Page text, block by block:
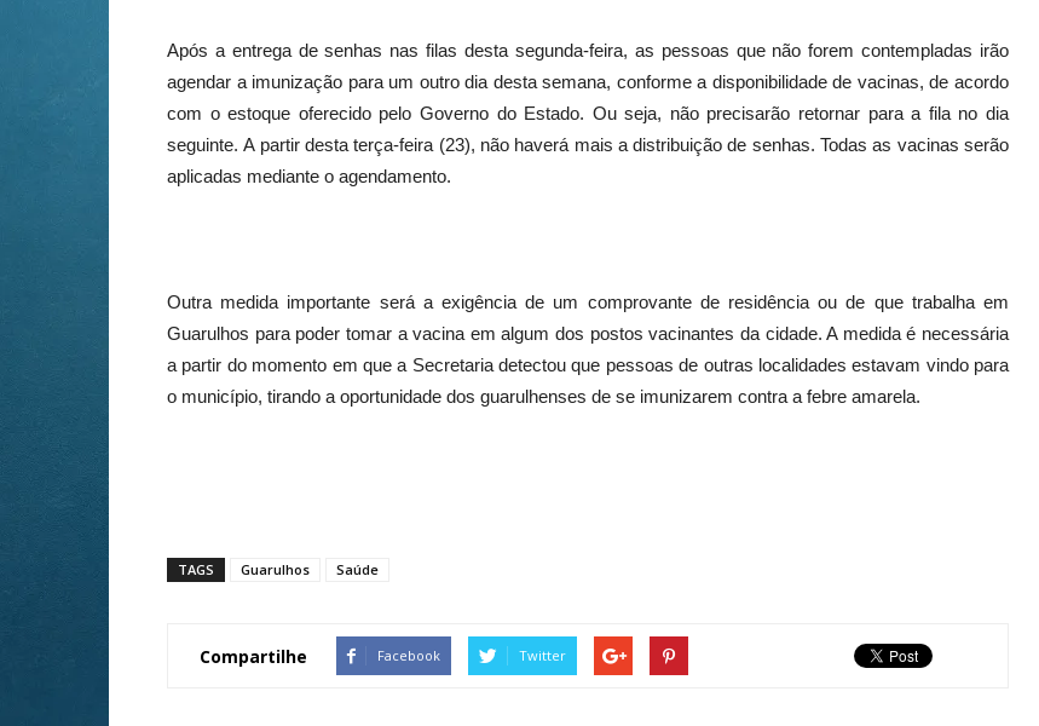
Após a entrega de senhas nas filas desta segunda-feira, as pessoas que não forem contempladas irão
agendar a imunização para um outro dia desta semana, conforme a disponibilidade de vacinas, de acordo
com o estoque oferecido pelo Governo do Estado. Ou seja, não precisarão retornar para a fila no dia
seguinte. A partir destaterça-feira (23), não haverá mais a distribuição de senhas. Todas as vacinas serão
aplicadas mediante o agendamento.
Outra medida importante será a exigência de um comprovante de residência ou de que trabalha em
Guarulhos para poder tomar a vacina em algum dos postos vacinantes da cidade. A medida é necessária
a partir do momento em que a Secretaria detectou que pessoas de outras localidades estavam vindo para
o município, tirando a oportunidade dos guarulhenses de se imunizarem contra a febre amarela.
TAGS Guarulhos Saúde
Compartilhe Facebook Twitter